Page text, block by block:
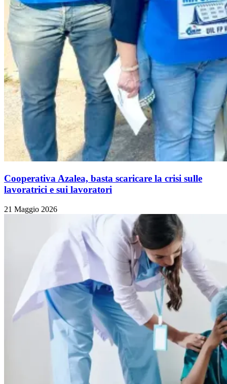
Cooperativa Azalea, basta scaricare la crisi sulle
lavoratrici e sui lavoratori
21 Maggio 2026